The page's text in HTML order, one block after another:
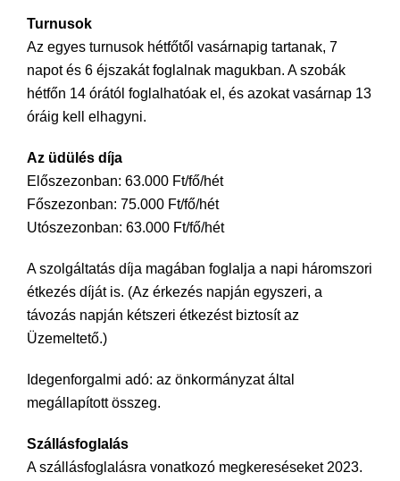
Turnusok
Az egyes turnusok hétfőtől vasárnapig tartanak, 7
napot és 6 éjszakát foglalnak magukban. A szobák
hétfőn 14 órától foglalhatóak el, és azokat vasárnap 13
óráig kell elhagyni.
Az üdülés díja
Előszezonban: 63.000 Ft/fő/hét
Főszezonban: 75.000 Ft/fő/hét
Utószezonban: 63.000 Ft/fő/hét
A szolgáltatás díja magában foglalja a napi háromszori
étkezés díját is. (Az érkezés napján egyszeri, a
távozás napján kétszeri étkezést biztosít az
Üzemeltető.)
Idegenforgalmi adó: az önkormányzat által
megállapított összeg.
Szállásfoglalás
A szállásfoglalásra vonatkozó megkereséseket 2023.